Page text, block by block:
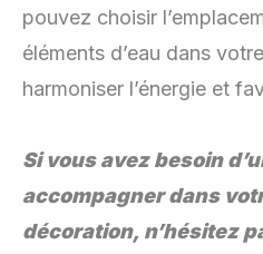
pouvez choisir
éléments d’eau dans
harmoniser l’énergie et
Si vous avez besoin
accompagner dans
décoration, n’hésitez